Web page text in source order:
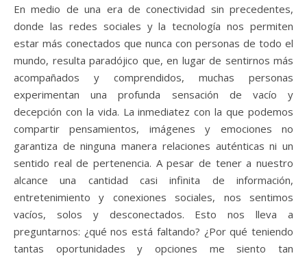
En medio de una era de conectividad sin precedentes,
donde las redes sociales y la tecnología nos permiten
estar más conectados que nunca con personas de todo el
mundo, resulta paradójico que, en lugar de sentirnos más
acompañados y comprendidos, muchas personas
experimentan una profunda sensación de vacío y
decepción con la vida. La inmediatez con la que podemos
compartir pensamientos, imágenes y emociones no
garantiza de ninguna manera relaciones auténticas ni un
sentido real de pertenencia. A pesar de tener a nuestro
alcance una cantidad casi infinita de información,
entretenimiento y conexiones sociales, nos sentimos
vacíos, solos y desconectados. Esto nos lleva a
preguntarnos: ¿qué nos está faltando? ¿Por qué teniendo
tantas oportunidades y opciones me siento tan